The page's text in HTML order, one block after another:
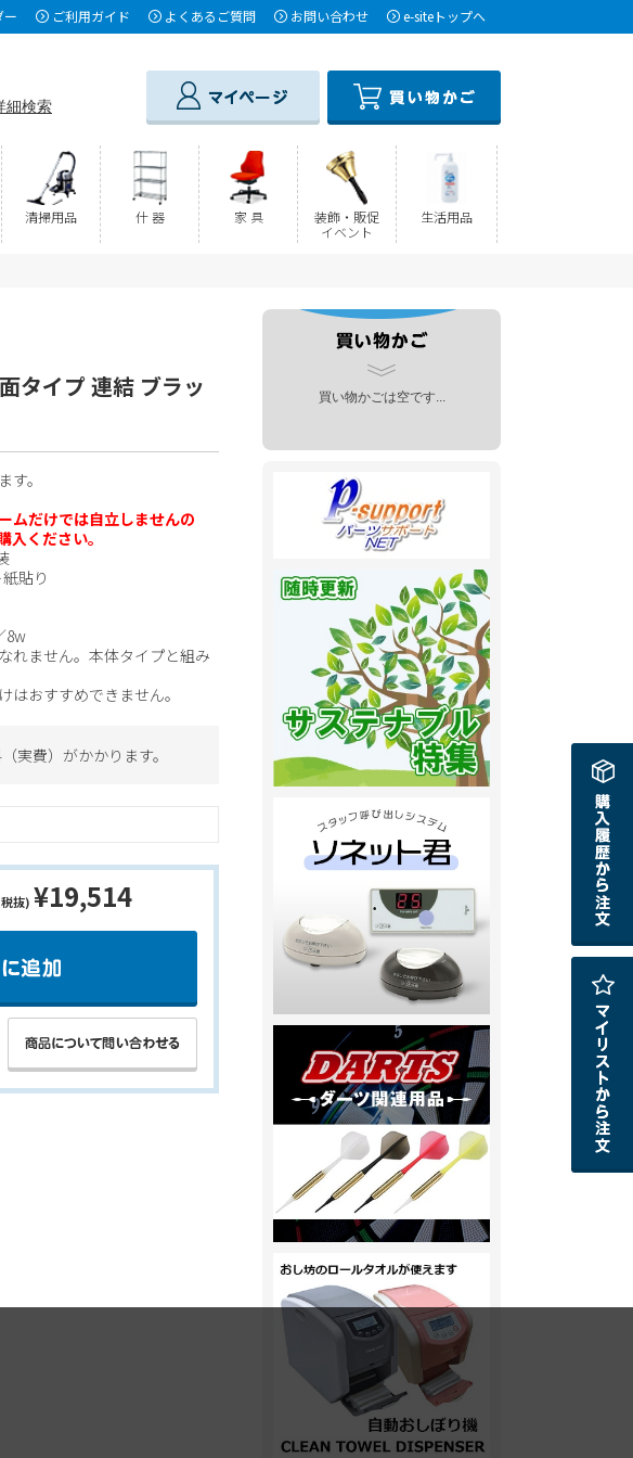
ー ご利用ガイド よくあるご質問 お問い合わせ e-siteトップへ
細検索
清掃用品 什 器 家 具
装飾・販促
イベント
生活用品
タイプ 連結 ブラッ
。
ムだけでは自立しませんの
入ください。
貼り
8w
れません。本体タイプと組み
おすすめできません。
費）がかかります。
抜) ¥19,514
買い物かごは空です...